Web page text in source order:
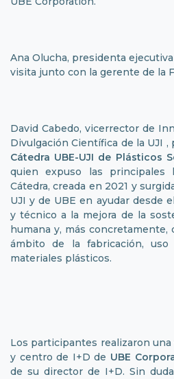
Ana Olucha, presidenta
visita junto con la gerente de la
David Cabedo, vicerrector de
Divulgación Científica de la UJI
Cátedra UBE-UJI de Plásticos
quien expuso las principales
Cátedra, creada en 2021 y
UJI y de UBE en ayudar desde
y técnico a la mejora de la
humana y, más
ámbito de la fabricación,
materiales plásticos.
Los participantes realizaron
y centro de I+D de UBE
de su director de I+D. Sin